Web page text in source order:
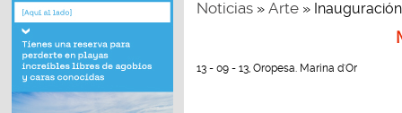
Noticias» Arte» Inauguración
13 - 09 - 13, Oropesa. Marina d'Or